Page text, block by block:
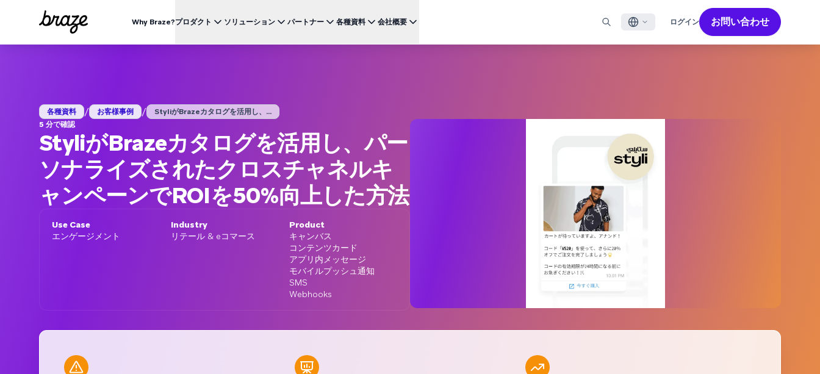
Why Braze?プロダクト
詳細はこちら
価格
BrazeAl™ UPDATES
AIによる自動化、学習、パーソナライズ
Braze データプラットフォーム
データを収集、統合、有効化
クロスチャネル
マルチステップのクロスチャネル体験を創出
BrazeAI™ Agents NEW
常時稼働のAIエージェントで、よりスマートなエ
ンゲージメントを拡大
レポート＆分析
パフォーマンスを分析し、インサイトを発見
Creative Studio NEW
Brazeのしくみ
Brzeの統合されたテクノロジースタック
をご覧ください
ソリューション
外食 & ファーストフード
デリバリー & クイックコマース
旅行 & ホスピタリティ
メディア & エンターテイメント
金融サービス
生産性の向上
顧客獲得の向上
解約防止
エンゲージメント向上
2026年 グローバルカスタマーエンゲージメント
レビュー日本語版
今年で6回目となるカスタマーエンゲージメント
レビュー（CER）では、2,200名以上のマーケテ
ィング責任者を対象に調査を実施し、750以上の
ブランドに及ぶ60億件以上のデータポイントを
パートナー 各種資料
ブログ
動画
ウェビナー ＆ イベント
ユーザーガイド
会社概要
い。
プレスリリース/メディア掲載
Brazeの最新情報をご覧ください。
リーガル（英語）
当社の規約、ポリシー、コンプライアンスなどに関する情
報をご覧ください。
Português BR
Español
ログイン お問い合わせ
各種資料 / お客様事例 /
StyliがBrazeカタログを活用し、...
5 分で確認
StyliがBrazeカタログを活用し、パー
ソナライズされたクロスチャネルキ
ャンペーンでROIを50%向上した方法
Use Case
エンゲージメント
Industry
リテール & eコマース
Product
キャンバス
コンテンツカード
アプリ内メッセージ
モバイルプッシュ通知
SMS
Webhooks